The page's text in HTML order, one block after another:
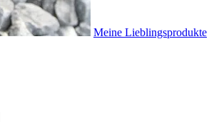
Meine Lieblingsprodukte